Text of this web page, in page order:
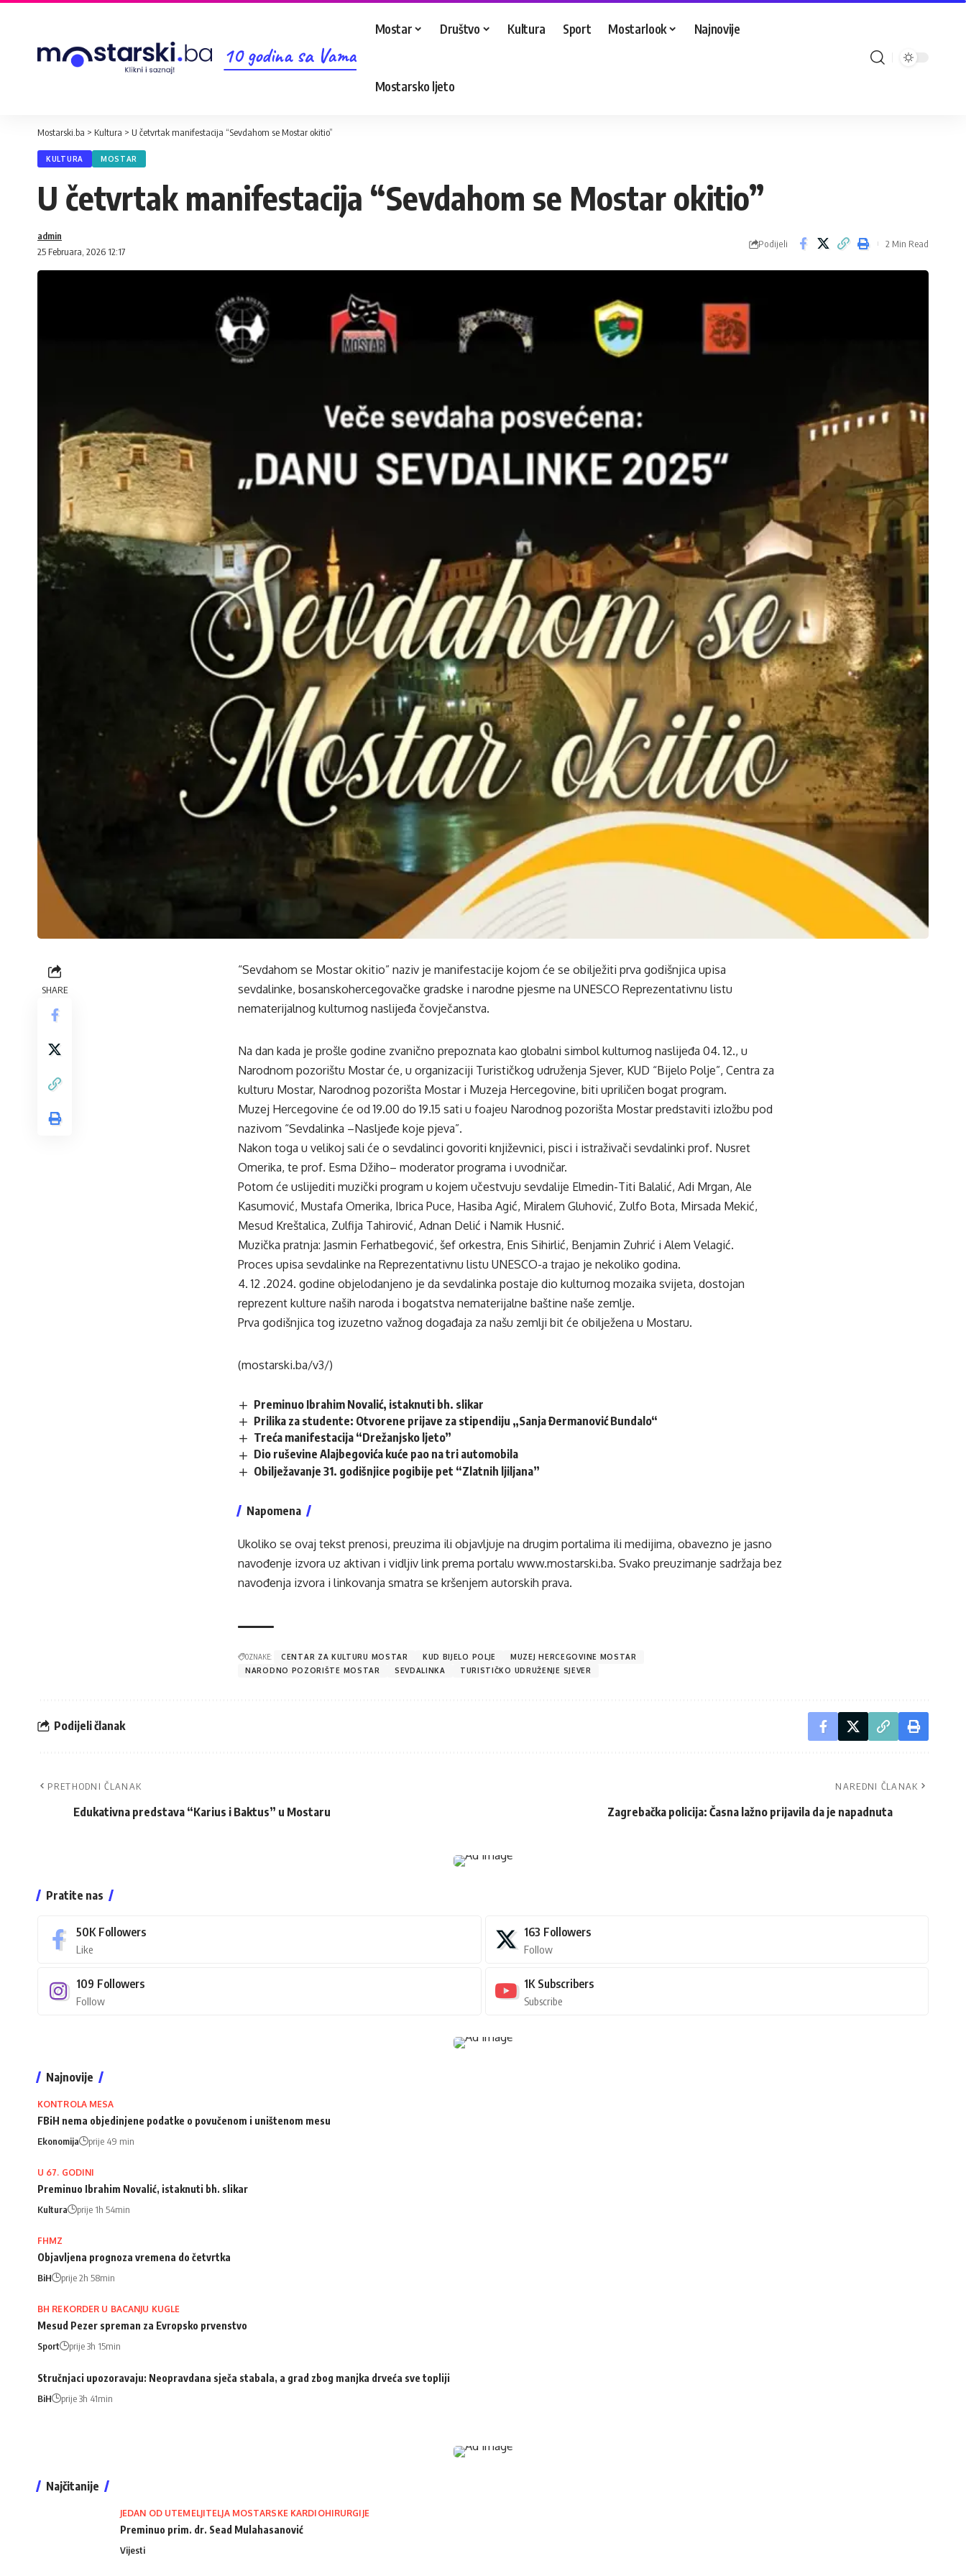
10 godina sa Vama
Mostar Društvo Kultura Sport Mostarlook Najnovije
Mostarsko ljeto
Mostarski.ba > Kultura > U četvrtak manifestacija “Sevdahom se Mostar okitio”
KULTURA MOSTAR
U četvrtak manifestacija “Sevdahom se Mostar okitio”
25 Februara, 2026 12:17
admin
Podijeli 2 Min Read
SHARE
“Sevdahom se Mostar okitio” naziv je manifestacije kojom će se obilježiti prva godišnjica upisa
sevdalinke, bosanskohercegovačke gradske i narodne pjesme na UNESCO Reprezentativnu listu
nematerijalnog kulturnog naslijeđa čovječanstva.
Na dan kada je prošle godine zvanično prepoznata kao globalni simbol kulturnog naslijeđa 04. 12., u
Narodnom pozorištu Mostar će, u organizaciji Turističkog udruženja Sjever, KUD “Bijelo Polje”, Centra za
kulturu Mostar, Narodnog pozorišta Mostar i Muzeja Hercegovine, biti upriličen bogat program.
Muzej Hercegovine će od 19.00 do 19.15 sati u foajeu Narodnog pozorišta Mostar predstaviti izložbu pod
nazivom “Sevdalinka –Nasljeđe koje pjeva”.
Nakon toga u velikoj sali će o sevdalinci govoriti književnici, pisci i istraživači sevdalinki prof. Nusret
Omerika, te prof. Esma Džiho– moderator programa i uvodničar.
Potom će uslijediti muzički program u kojem učestvuju sevdalije Elmedin-Titi Balalić, Adi Mrgan, Ale
Kasumović, Mustafa Omerika, Ibrica Puce, Hasiba Agić, Miralem Gluhović, Zulfo Bota, Mirsada Mekić,
Mesud Kreštalica, Zulfija Tahirović, Adnan Delić i Namik Husnić.
Muzička pratnja: Jasmin Ferhatbegović, šef orkestra, Enis Sihirlić, Benjamin Zuhrić i Alem Velagić.
Proces upisa sevdalinke na Reprezentativnu listu UNESCO-a trajao je nekoliko godina.
4. 12 .2024. godine objelodanjeno je da sevdalinka postaje dio kulturnog mozaika svijeta, dostojan
reprezent kulture naših naroda i bogatstva nematerijalne baštine naše zemlje.
Prva godišnjica tog izuzetno važnog događaja za našu zemlji bit će obilježena u Mostaru.
(mostarski.ba/v3/)
Preminuo Ibrahim Novalić, istaknuti bh. slikar
Prilika za studente: Otvorene prijave za stipendiju „Sanja Đermanović Bundalo“
Treća manifestacija “Drežanjsko ljeto”
Dio ruševine Alajbegovića kuće pao na tri automobila
Obilježavanje 31. godišnjice pogibije pet “Zlatnih ljiljana”
Napomena
Ukoliko se ovaj tekst prenosi, preuzima ili objavljuje na drugim portalima ili medijima, obavezno je jasno
navođenje izvora uz aktivan i vidljiv link prema portalu www.mostarski.ba. Svako preuzimanje sadržaja bez
navođenja izvora i linkovanja smatra se kršenjem autorskih prava.
OZNAKE: CENTAR ZA KULTURU MOSTAR KUD BIJELO POLJE
MUZEJ HERCEGOVINE MOSTAR
NARODNO POZORIŠTE MOSTAR
SEVDALINKA TURISTIČKO UDRUŽENJE SJEVER
Podijeli članak
PRETHODNI ČLANAK
Edukativna predstava “Karius i Baktus” u Mostaru
NAREDNI ČLANAK
Zagrebačka policija: Časna lažno prijavila da je napadnuta
Pratite nas
50K Followers
Like
163 Followers
Follow
109 Followers
Follow
1K Subscribers
Subscribe
Najnovije
KONTROLA MESA
FBiH nema objedinjene podatke o povučenom i uništenom mesu
Ekonomija prije 49 min
U 67. GODINI
Preminuo Ibrahim Novalić, istaknuti bh. slikar
Kultura prije 1h 54min
FHMZ
Objavljena prognoza vremena do četvrtka
BiH prije 2h 58min
BH REKORDER U BACANJU KUGLE
Mesud Pezer spreman za Evropsko prvenstvo
Sport prije 3h 15min
Stručnjaci upozoravaju: Neopravdana sječa stabala, a grad zbog manjka drveća sve topliji
BiH prije 3h 41min
Najčitanije
JEDAN OD UTEMELJITELJA MOSTARSKE KARDIOHIRURGIJE
Preminuo prim. dr. Sead Mulahasanović
Vijesti